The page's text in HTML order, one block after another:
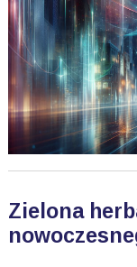
Zielona